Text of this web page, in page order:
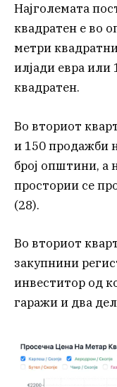
Најголемата
квадратен е во
метри
илјади евра или
квадратен.
Во вториот
и 150 продажби
број општини, а
простории се
(28).
Во вториот
закупнини
инвеститор од
гаражи и два